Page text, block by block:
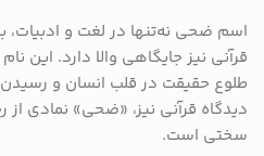
اسم ضحی نه‌تنها در لغت و ادبیات،
قرآنی نیز جایگاهی والا دارد. این
طلوع حقیقت در قلب انسان و رسیدن
دیدگاه قرآنی نیز، «ضحی» نمادی
سختی است.